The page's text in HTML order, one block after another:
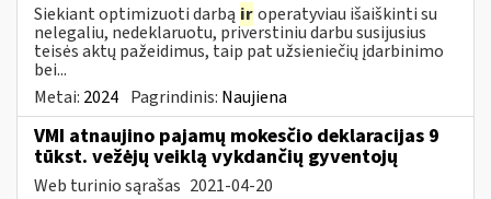
Siekiant optimizuoti darbą iroperatyviau išaiškinti su
nelegaliu, nedeklaruotu, priverstiniu darbu susijusius
teisės aktų pažeidimus, taip pat užsieniečių įdarbinimo
bei...
Metai: 2024 Pagrindinis: Naujiena
VMI atnaujino pajamų mokesčio deklaracijas 9
tūkst. vežėjų veiklą vykdančių gyventojų
Web turinio sąrašas 2021-04-20